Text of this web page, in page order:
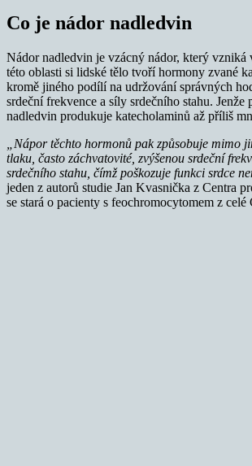
Co je nádor nadledvin
Nádor nadledvin je vzácný nádor, který
této oblasti si lidské tělo tvoří hormony zvané
kromě jiného podílí na udržování správných
srdeční frekvence a síly srdečního stahu. Jenže
nadledvin produkuje katecholaminů až příliš
„Nápor těchto hormonů pak způsobuje mimo
tlaku, často záchvatovité, zvýšenou srdeční
srdečního stahu, čímž poškozuje funkci srdce
jeden z autorů studie Jan Kvasnička z Centra
se stará o pacienty s feochromocytomem z celé